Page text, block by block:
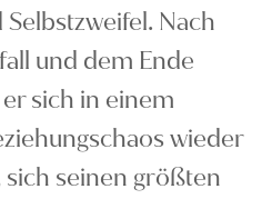
Nach
und dem Ende
sich in einem
wieder
sich seinen größten